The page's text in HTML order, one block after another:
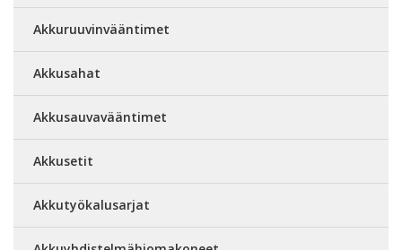
Akkuruuvinvääntimet
Akkusahat
Akkusauvavääntimet
Akkusetit
Akkutyökalusarjat